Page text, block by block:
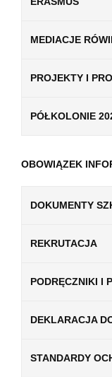
MEDIACJE
PROJEKTY I
PÓŁKOLONIE
OBOWIĄZEK
DOKUMENTY
REKRUTACJA
PODRĘCZNIKI I
DEKLARACJA
STANDARDY